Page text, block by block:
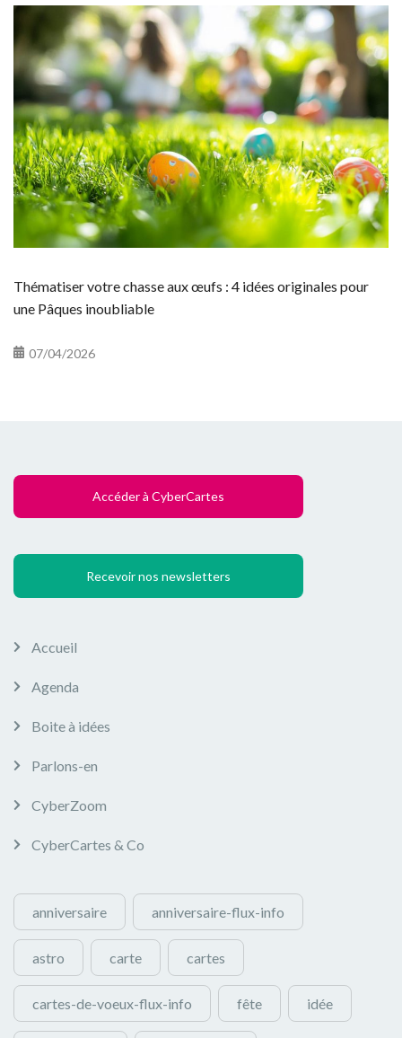
Thématiser votre chasse aux œufs : 4 idées originales pour
une Pâques inoubliable
07/04/2026
Accéder à CyberCartes
Recevoir nos newsletters
Accueil
Agenda
Boite à idées
Parlons-en
CyberZoom
CyberCartes & Co
anniversaire anniversaire-flux-info
astro carte cartes
cartes-de-voeux-flux-info fête idée